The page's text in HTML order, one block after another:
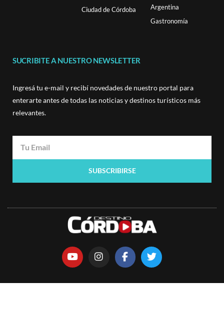
Ciudad de Córdoba
Argentina
Gastronomía
SUCRIBITE A NUESTRO NEWSLETTER
Ingresá tu e-mail y recibí novedades de nuestro portal para
enterarte antes de todas las noticias y destinos turísticos más
relevantes.
SUBSCRIBIRSE